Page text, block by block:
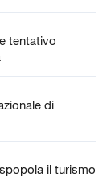
tentativo
di
il turismo